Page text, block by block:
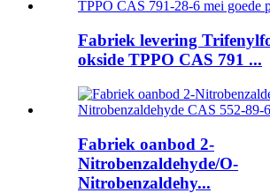
Fabriek levering
okside TPPO CAS 791 ...
Fabriek oanbod 2-
Nitrobenzaldehyde/O-
Nitrobenzaldehy...